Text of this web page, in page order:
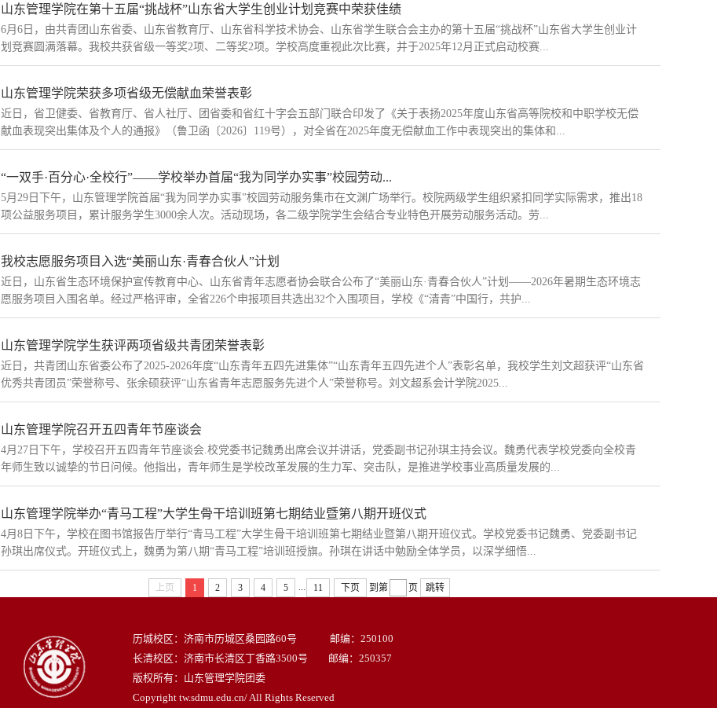
山东管理学院在第十五届“挑战杯”山东省大学生创业计划竞赛中荣获佳绩
6月6日，由共青团山东省委、山东省教育厅、山东省科学技术协会、山东省学生联合会主办的第十五届“挑战杯”山东省大学生创业计
划竞赛圆满落幕。我校共获省级一等奖2项、二等奖2项。学校高度重视此次比赛，并于2025年12月正式启动校赛...
山东管理学院荣获多项省级无偿献血荣誉表彰
近日，省卫健委、省教育厅、省人社厅、团省委和省红十字会五部门联合印发了《关于表扬2025年度山东省高等院校和中职学校无偿
献血表现突出集体及个人的通报》（鲁卫函〔2026〕119号），对全省在2025年度无偿献血工作中表现突出的集体和...
“一双手·百分心·全校行”——学校举办首届“我为同学办实事”校园劳动...
5月29日下午，山东管理学院首届“我为同学办实事”校园劳动服务集市在文渊广场举行。校院两级学生组织紧扣同学实际需求，推出18
项公益服务项目，累计服务学生3000余人次。活动现场，各二级学院学生会结合专业特色开展劳动服务活动。劳...
我校志愿服务项目入选“美丽山东·青春合伙人”计划
近日，山东省生态环境保护宣传教育中心、山东省青年志愿者协会联合公布了“美丽山东·青春合伙人”计划——2026年暑期生态环境志
愿服务项目入围名单。经过严格评审，全省226个申报项目共选出32个入围项目，学校《“清青”中国行，共护...
山东管理学院学生获评两项省级共青团荣誉表彰
近日，共青团山东省委公布了2025-2026年度“山东青年五四先进集体”“山东青年五四先进个人”表彰名单，我校学生刘文超获评“山东省
优秀共青团员”荣誉称号、张余硕获评“山东省青年志愿服务先进个人”荣誉称号。刘文超系会计学院2025...
山东管理学院召开五四青年节座谈会
4月27日下午，学校召开五四青年节座谈会.校党委书记魏勇出席会议并讲话，党委副书记孙琪主持会议。魏勇代表学校党委向全校青
年师生致以诚挚的节日问候。他指出，青年师生是学校改革发展的生力军、突击队，是推进学校事业高质量发展的...
山东管理学院举办“青马工程”大学生骨干培训班第七期结业暨第八期开班仪式
4月8日下午，学校在图书馆报告厅举行“青马工程”大学生骨干培训班第七期结业暨第八期开班仪式。学校党委书记魏勇、党委副书记
孙琪出席仪式。开班仪式上，魏勇为第八期“青马工程”培训班授旗。孙琪在讲话中勉励全体学员，以深学细悟...
上页 1 2 3 4 5 11 下页 到第 页 跳转
历城校区：济南市历城区桑园路60号 邮编：250100
长清校区：济南市长清区丁香路3500号 邮编：250357
版权所有：山东管理学院团委
Copyright tw.sdmu.edu.cn/ All Rights Reserved